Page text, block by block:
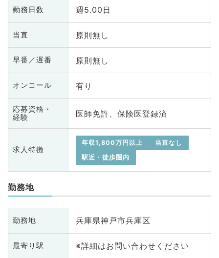
勤務日数 週5.00日
当直 原則無し
早番／遅番 原則無し
オンコール 有り
応募資格・
経験
医師免許、保険医登録済
求人特徴
年収1,800万円以上
当直なし
駅近・徒歩圏内
勤務地
勤務地 兵庫県神戸市兵庫区
最寄り駅 ※詳細はお問い合わせください